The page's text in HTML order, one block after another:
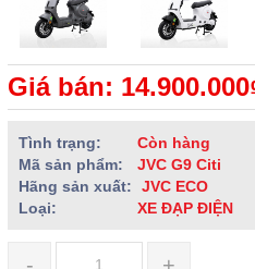
Giá bán:
Tình trạng:
Còn hàng
Mã sản phẩm:
JVC G9 Citi
Hãng sản xuất:
JVC ECO
Loại:
XE ĐẠP ĐIỆN